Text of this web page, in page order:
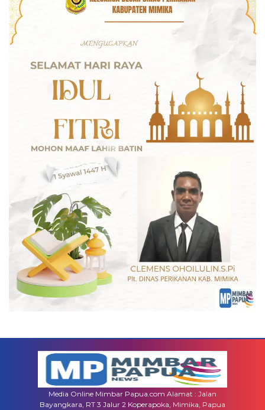
Media Online Mimbar Papua.com Alamat : Jalan
Bayangkara, RT 3 Jalur 2 Koperapoka, Mimika, Papua